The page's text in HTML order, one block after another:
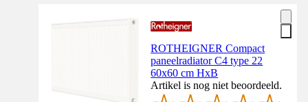
ROTHEIGNER Compact
paneelradiator C4 type 22
60x60 cm HxB
Artikel is nog niet beoordeeld.